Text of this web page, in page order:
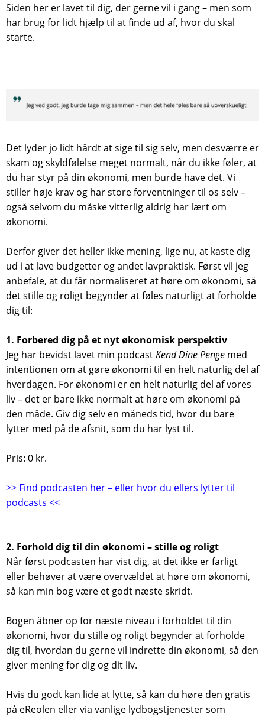
Siden her er lavet til dig, der gerne vil i gang – men som
har brug for lidt hjælp til at finde ud af, hvor du skal
starte.
Det lyder jo lidt hårdt at sige til sig selv, men desværre er
skam og skyldfølelse meget normalt, når du ikke føler, at
du har styr på din økonomi, men burde have det. Vi
stiller høje krav og har store forventninger til os selv –
også selvom du måske vitterlig aldrig har lært om
økonomi.
Derfor giver det heller ikke mening, lige nu, at kaste dig
ud i at lave budgetter og andet lavpraktisk. Først vil jeg
anbefale, at du får normaliseret at høre om økonomi, så
det stille og roligt begynder at føles naturligt at forholde
dig til:
1. Forbered dig på et nyt økonomisk perspektiv
Jeg har bevidst lavet min podcastKend Dine Penge med
intentionen om at gøre økonomi til en helt naturlig del af
hverdagen. For økonomi er en helt naturlig del af vores
liv – det er bare ikke normalt at høre om økonomi på
den måde. Giv dig selv en måneds tid, hvor du bare
lytter med på de afsnit, som du har lyst til.
Pris: 0 kr.
>> Find podcasten her – eller hvor du ellers lytter til
podcasts <<
2. Forhold dig til din økonomi – stille og roligt
Når først podcasten har vist dig, at det ikke er farligt
eller behøver at være overvældet at høre om økonomi,
så kan min bog være et godt næste skridt.
Bogen åbner op for næste niveau i forholdet til din
økonomi, hvor du stille og roligt begynder at forholde
dig til, hvordan du gerne vil indrette din økonomi, så den
giver mening for dig og dit liv.
Hvis du godt kan lide at lytte, så kan du høre den gratis
på eReolen eller via vanlige lydbogstjenester som